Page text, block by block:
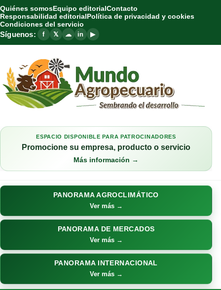
Quiénes somosEquipo editorialContacto
Responsabilidad editorialPolítica de privacidad y cookies
Condiciones del servicio
Síguenos: f 𝕏 ☁ in ▶
ESPACIO DISPONIBLE PARA PATROCINADORES
Promocione su empresa, producto o servicio
Más información →
PANORAMA AGROCLIMÁTICO
Ver más →
PANORAMA DE MERCADOS
Ver más →
PANORAMA INTERNACIONAL
Ver más →